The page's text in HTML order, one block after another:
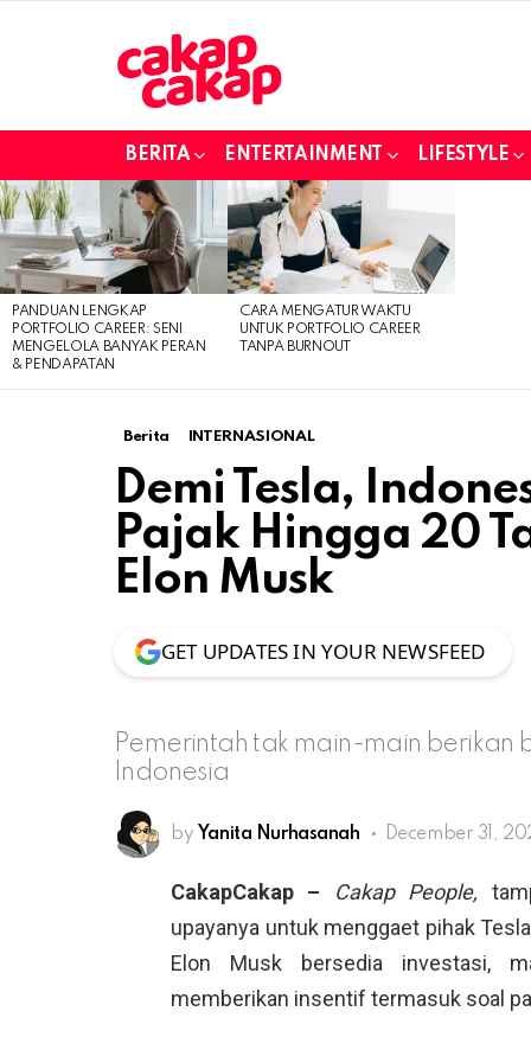
BERITA ENTERTAINMENT LIFESTYLE
LATEST
STORIES
PANDUAN LENGKAP
PORTFOLIO CAREER: SENI
MENGELOLA BANYAK PERAN
& PENDAPATAN
CARA MENGATUR WAKTU
UNTUK PORTFOLIO CAREER
TANPA BURNOUT
Berita INTERNASIONAL
Demi Tesla,
Pajak Hingga 20
Elon Musk
GET UPDATES IN YOUR NEWSFEED
Pemerintah tak main-main berikan
Indonesia
by Yanita Nurhasanah December 31,
CakapCakap – Cakap People,
upayanya untuk menggaet pihak
Elon Musk bersedia investasi,
memberikan insentif termasuk soal